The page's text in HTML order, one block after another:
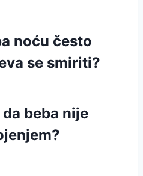
noću često
se smiriti?
beba nije